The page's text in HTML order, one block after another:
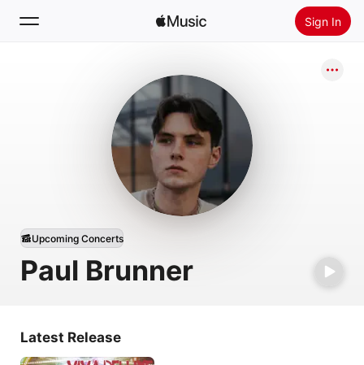
Sign In
Install Apple Music
Paul Brunner
Upcoming Concerts
Latest Release